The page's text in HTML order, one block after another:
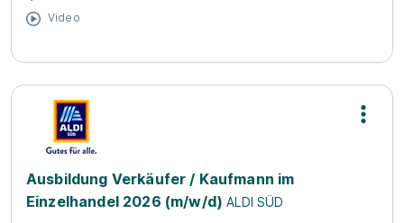
Video
Ausbildung Verkäufer / Kaufmann im
Einzelhandel 2026 (m/w/d) ALDI SÜD